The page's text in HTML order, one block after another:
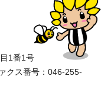
1番1号
ス番号：046-255-